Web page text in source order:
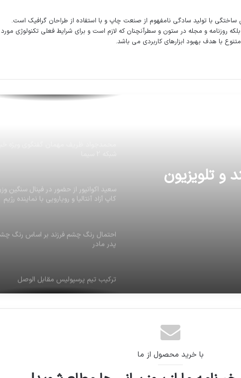
ساختگی با تولید سادگی نامفهوم از صنعت چاپ و با استفاده از طراحان گرافیک است.
روزنامه و مجله در ستون و سطرآنچنان که لازم است و برای شرایط فعلی تکنولوژی مورد
متنوع با هدف بهبود ابزارهای کاربردی می باشد.
تلويزيون
طرز تهيه همبرگر پشه در افريقا
احتمال رنگ چشم فرزند بر اساس رنگ چشم
ترکیب تیم پرسپولیس مقابل الوصل
طرز تهيه همبرگر پشه در افريقا
با خرید محصول از ما